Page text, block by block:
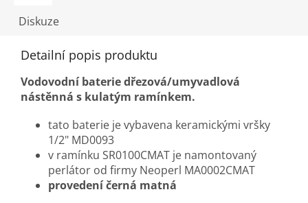
Diskuze
Detailní popis produktu
Vodovodní baterie dřezová/umyvadlová
nástěnná s kulatým ramínkem.
tato baterie je vybavena keramickými vršky
1/2" MD0093
v ramínku SR0100CMAT je namontovaný
perlátor od firmy Neoperl MA0002CMAT
provedení černá matná